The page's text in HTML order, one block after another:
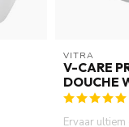
VITRA
V-CARE
DOUCHE
Ervaar